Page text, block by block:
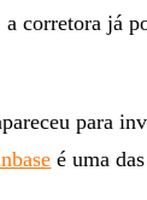
a corretora já
para
é uma